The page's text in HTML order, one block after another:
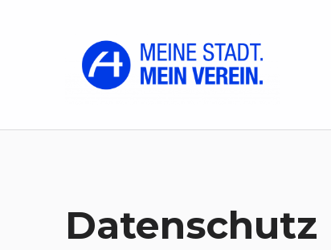
Datenschutz